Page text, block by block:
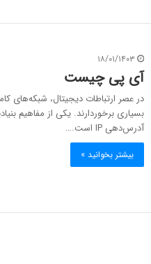
۱۸/۰۱/۱۴۰۳
آی پی چیست
در عصر ارتباطات دیجیتال، شبکه‌های
بسیاری برخوردارند. یکی از مفاهیم
آدرس‌دهی IP است.…
بیشتر بخوانید »